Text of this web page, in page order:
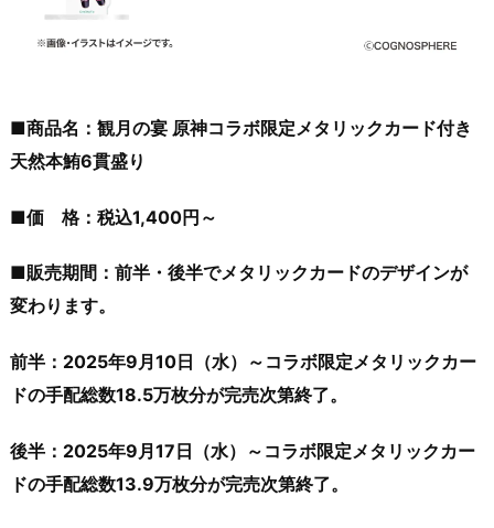
■商品名：観月の宴 原神コラボ限定メタリックカード付き
天然本鮪6貫盛り
■価 格：税込1,400円～
■販売期間：前半・後半でメタリックカードのデザインが
変わります。
前半：2025年9月10日（水）～コラボ限定メタリックカー
ドの手配総数18.5万枚分が完売次第終了。
後半：2025年9月17日（水）～コラボ限定メタリックカー
ドの手配総数13.9万枚分が完売次第終了。